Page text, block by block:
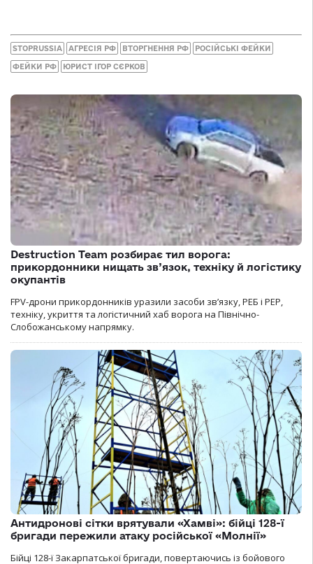
STOPRUSSIA АГРЕСІЯ РФ ВТОРГНЕННЯ РФ РОСІЙСЬКІ ФЕЙКИ
ФЕЙКИ РФ ЮРИСТ ІГОР СЄРКОВ
Destruction Team розбирає тил ворога:
прикордонники нищать зв’язок, техніку й логістику
окупантів
FPV-дрони прикордонників уразили засоби зв’язку, РЕБ і РЕР,
техніку, укриття та логістичний хаб ворога на Північно-
Слобожанському напрямку.
Антидронові сітки врятували «Хамві»: бійці 128-ї
бригади пережили атаку російської «Молнії»
Бійці 128-ї Закарпатської бригади, повертаючись із бойового